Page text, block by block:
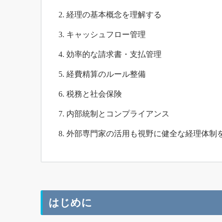
経理の基本概念を理解する
キャッシュフロー管理
効率的な請求書・支払管理
経費精算のルール整備
税務と社会保険
内部統制とコンプライアンス
外部専門家の活用も視野に健全な経理体制
はじめに